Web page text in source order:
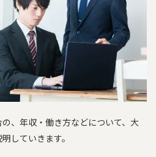
、年収・働き方などについて、大
していきます。